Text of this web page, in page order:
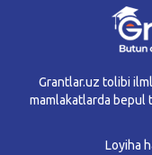
Grantlar.uz tolibi
mamlakatlarda bepul
Loyiha